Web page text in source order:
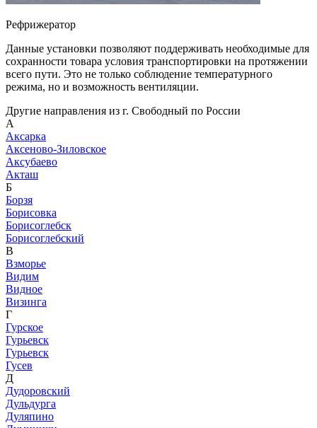
Рефрижератор
Данные установки позволяют поддерживать необходимые для
сохранности товара условия транспортировки на протяжении
всего пути. Это не только соблюдение температурного
режима, но и возможность вентиляции.
Другие направления из г. Свободный по России
А
Аксарка
Аксеново-Зиловское
Аксубаево
Акташ
Б
Борзя
Борисовка
Борисоглебск
Борисоглебский
В
Взморье
Видим
Видное
Визинга
Г
Гурское
Гурьевск
Гурьевск
Гусев
Д
Дудоровский
Дульдурга
Дуляпино